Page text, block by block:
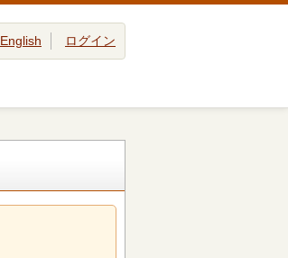
English ログイン